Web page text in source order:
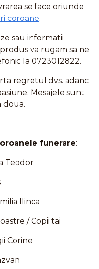
se face oriunde
coroane.
sau informatii
va rugam sa ne
la 0723012822.
regretul dvs. adanc
Mesajele sunt
doua.
funerare:
Teodor
Ilinca
/ Copii tai
Corinei